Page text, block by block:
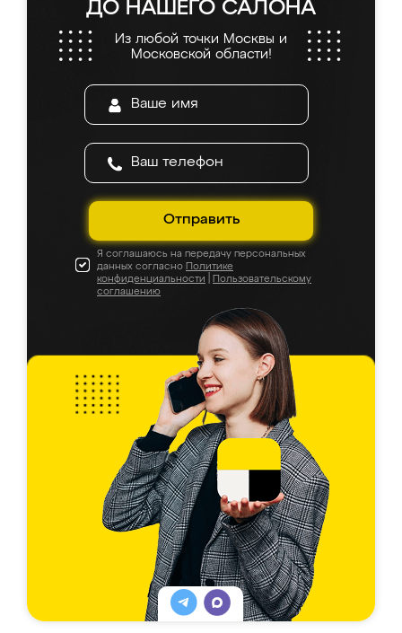
ДО НАШЕГО САЛОНА
Из любой точки Москвы и
Московской области!
Отправить
Я соглашаюсь на передачу персональных
данных согласно Политике
конфиденциальности
Пользовательскому
соглашению